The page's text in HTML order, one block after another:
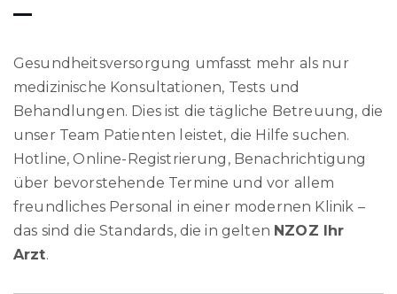
Gesundheitsversorgung umfasst mehr als nur
medizinische Konsultationen, Tests und
Behandlungen. Dies ist die tägliche Betreuung, die
unser Team Patienten leistet, die Hilfe suchen.
Hotline, Online-Registrierung, Benachrichtigung
über bevorstehende Termine und vor allem
freundliches Personal in einer modernen Klinik –
das sind die Standards, die in gelten NZOZ Ihr
Arzt.